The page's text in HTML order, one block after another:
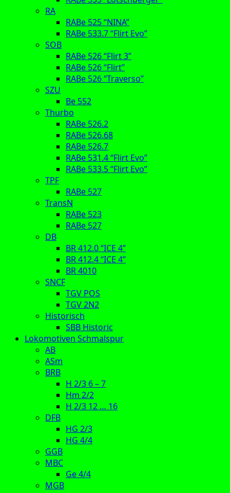
RA
RABe 525 “NINA”
RABe 533.7 “Flirt Evo”
SOB
RABe 526 “Flirt 3”
RABe 526 “Flirt”
RABe 526 “Traverso”
SZU
Be 552
Thurbo
RABe 526.2
RABe 526.68
RABe 526.7
RABe 531.4 “Flirt Evo”
RABe 533.5 “Flirt Evo”
TPF
RABe 527
TransN
RABe 523
RABe 527
DB
BR 412.0 “ICE 4”
BR 412.4 “ICE 4”
BR 4010
SNCF
TGV POS
TGV 2N2
Historisch
SBB Historic
Lokomotiven Schmalspur
AB
ASm
BRB
H 2/3 6 – 7
Hm 2/2
H 2/3 12 … 16
DFB
HG 2/3
HG 4/4
GGB
MBC
Ge 4/4
MGB